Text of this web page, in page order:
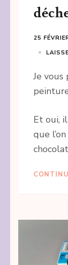
25
Je
Et oui,
que